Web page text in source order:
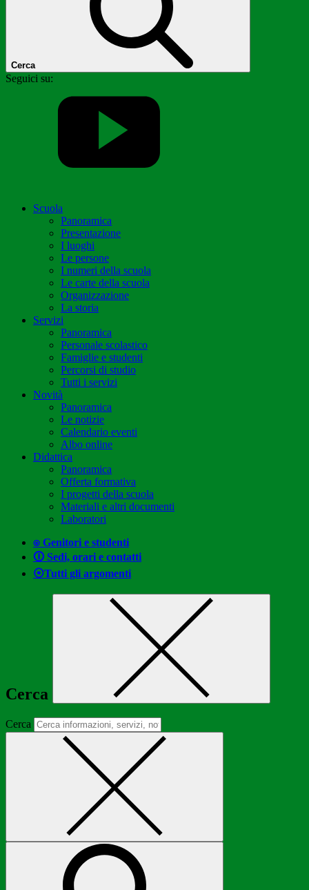
Cerca
Seguici su:
Scuola
Panoramica
Presentazione
I luoghi
Le persone
I numeri della scuola
Le carte della scuola
Organizzazione
La storia
Servizi
Panoramica
Personale scolastico
Famiglie e studenti
Percorsi di studio
Tutti i servizi
Novità
Panoramica
Le notizie
Calendario eventi
Albo online
Didattica
Panoramica
Offerta formativa
I progetti della scuola
Materiali e altri documenti
Laboratori
⍟ Genitori e studenti
🛈 Sedi, orari e contatti
⦿Tutti gli argomenti
Cerca
Cerca